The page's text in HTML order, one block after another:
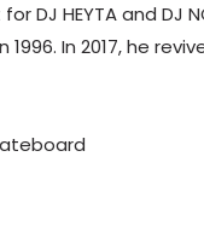
DJ HEYTA and DJ
In 2017, he